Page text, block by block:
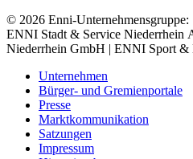
© 2026 Enni-Unternehmensgruppe:
ENNI Stadt & Service
Niederrhein GmbH | ENNI Sport &
Unternehmen
Bürger- und Gremienportale
Presse
Marktkommunikation
Satzungen
Impressum